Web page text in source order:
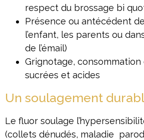
respect du brossage bi
Présence ou antécédent
l’enfant, les parents ou
de l’émail)
Grignotage, consommation
sucrées et acides
Un soulagement
Le fluor soulage
(collets dénudés, maladie